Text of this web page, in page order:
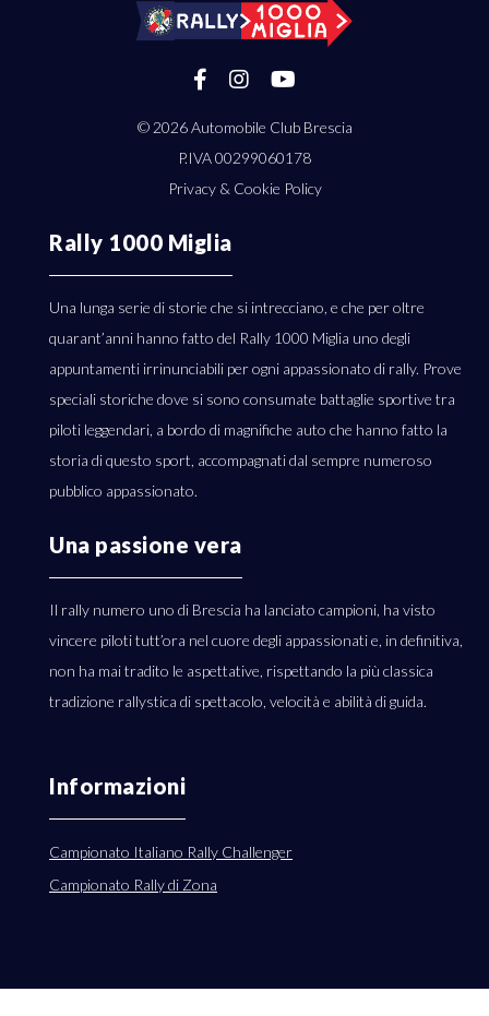
© 2026Automobile Club Brescia
P.IVA 00299060178
Privacy & Cookie Policy
Rally 1000 Miglia
Una lunga serie di storie che si intrecciano, e che per oltre
quarant’anni hanno fatto del Rally 1000 Miglia uno degli
appuntamenti irrinunciabili per ogni appassionato di rally. Prove
speciali storiche dove si sono consumate battaglie sportive tra
piloti leggendari, a bordo di magnifiche auto che hanno fatto la
storia di questo sport, accompagnati dal sempre numeroso
pubblico appassionato.
Una passione vera
Il rally numero uno di Brescia ha lanciato campioni, ha visto
vincere piloti tutt’ora nel cuore degli appassionati e, in definitiva,
non ha mai tradito le aspettative, rispettando la più classica
tradizione rallystica di spettacolo, velocità e abilità di guida.
Informazioni
Campionato Italiano Rally Challenger
Campionato Rally di Zona